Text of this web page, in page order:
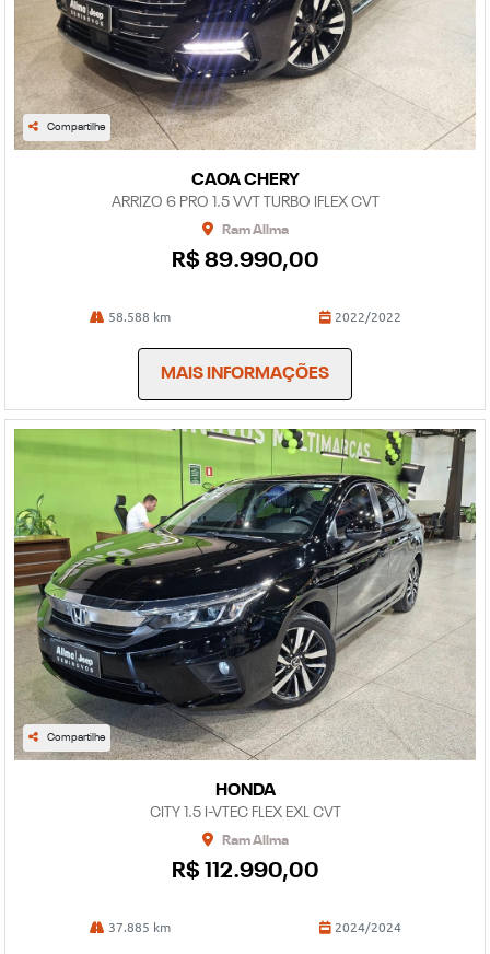
Compartilhe
CAOA CHERY
ARRIZO 6 PRO 1.5 VVT TURBO IFLEX CVT
Ram Allma
R$ 89.990,00
58.588 km 2022/2022
MAIS INFORMAÇÕES
Compartilhe
HONDA
CITY 1.5 I-VTEC FLEX EXL CVT
Ram Allma
R$ 112.990,00
37.885 km 2024/2024